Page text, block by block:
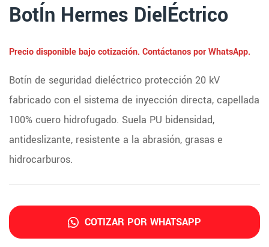
BotÍn Hermes DielÉctrico
Precio disponible bajo cotización. Contáctanos por WhatsApp.
Botín de seguridad dieléctrico protección 20 kV
fabricado con el sistema de inyección directa, capellada
100% cuero hidrofugado. Suela PU bidensidad,
antideslizante, resistente a la abrasión, grasas e
hidrocarburos.
COTIZAR POR WHATSAPP